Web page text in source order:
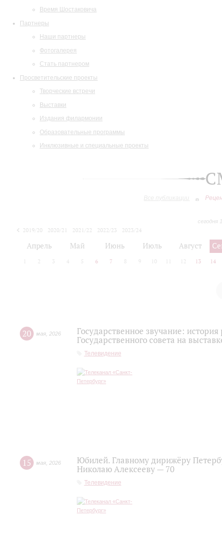
Время Шостаковича
Партнеры
Наши партнеры
Фотогалерея
Стать партнером
Просветительские проекты
Творческие встречи
Выставки
Издания филармонии
Образовательные программы
Инклюзивные и специальные проекты
Все публикации
сегодня
2019/20 2020/21 2021/22 2022/23
2023/24
Апрель Май Июнь Июль Август
2 3 4 5 6 7 8 9 10 12 13 14
20 мая 2026
Государственное звучание:
Государственного совета на
Телевидение
15 мая 2026
Юбилей. Главному дирижёру
Николаю Алексееву — 70
Телевидение